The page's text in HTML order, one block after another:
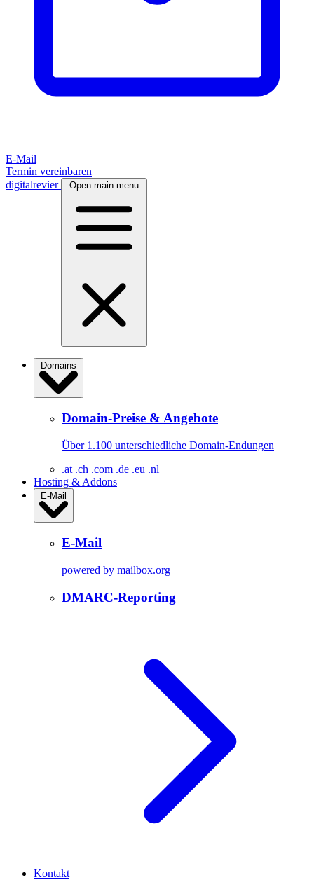
E-Mail
Termin vereinbaren
digitalrevier
Open main menu
Domains
Domain-Preise & Angebote
Über 1.100 unterschiedliche Domain-Endungen
.at .ch .com .de .eu .nl
Hosting & Addons
E-Mail
E-Mail
powered by mailbox.org
DMARC-Reporting
Kontakt